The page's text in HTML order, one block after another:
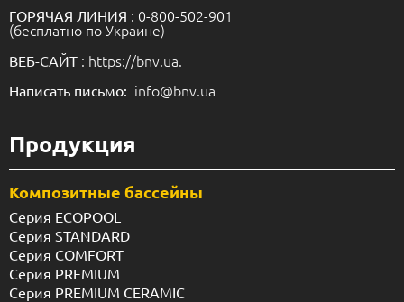
ГОРЯЧАЯ ЛИНИЯ : 0-800-502-901
(бесплатно по Украине)
ВЕБ-САЙТ : https://bnv.ua.
Написать письмо: info@bnv.ua
Продукция
Композитные бассейны
Серия ECOPOOL
Серия STANDARD
Серия COMFORT
Серия PREMIUM
Серия PREMIUM CERAMIC